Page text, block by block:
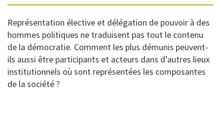
Représentation élective et délégation de pouvoir à des
hommes politiques ne traduisent pas tout le contenu
de la démocratie. Comment les plus démunis peuvent-
ils aussi être participants et acteurs dans d’autres lieux
institutionnels où sont représentées les composantes
de la société ?